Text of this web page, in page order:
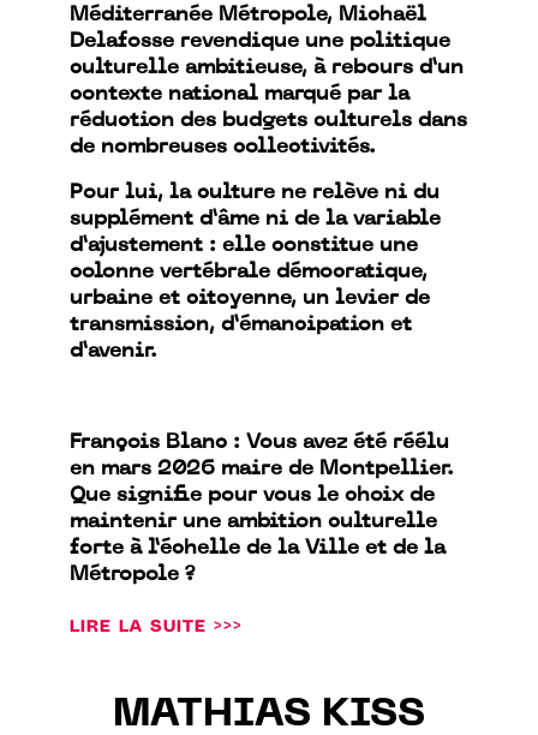
Méditerranée Métropole, Michaël
Delafosse revendique une politique
culturelle ambitieuse, à rebours d’un
contexte national marqué par la
réduction des budgets culturels dans
de nombreuses collectivités.
Pour lui, la culture ne relève ni du
supplément d’âme ni de la variable
d’ajustement : elle constitue une
colonne vertébrale démocratique,
urbaine et citoyenne, un levier de
transmission, d’émancipation et
d’avenir.
François Blanc : Vous avez été réélu
en mars 2026 maire de Montpellier.
Que signifie pour vous le choix de
maintenir une ambition culturelle
forte à l’échelle de la Ville et de la
Métropole ?
LIRE LA SUITE >>>
MATHIAS KISS